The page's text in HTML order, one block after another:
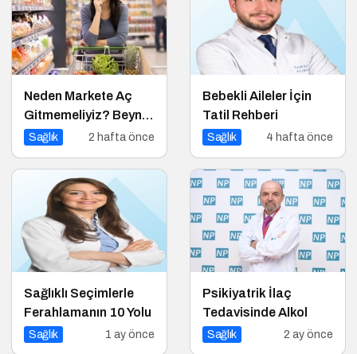
Neden Markete Aç
Gitmemeliyiz? Beynin
Satın Alma Psikolojisi
Sağlık 2 hafta önce
Bebekli Aileler İçin
Tatil Rehberi
Sağlık 4 hafta önce
Sağlıklı Seçimlerle
Ferahlamanın 10 Yolu
Sağlık 1 ay önce
Psikiyatrik İlaç
Tedavisinde Alkol
Sağlık 2 ay önce